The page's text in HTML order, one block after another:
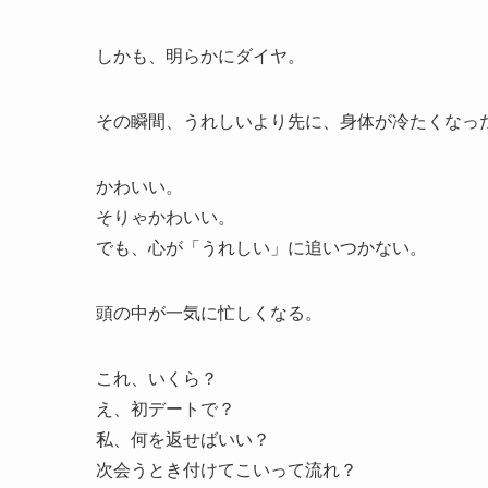
しかも、明らかにダイヤ。
その瞬間、うれしいより先に、身体が冷たくなっ
かわいい。
そりゃかわいい。
でも、心が「うれしい」に追いつかない。
頭の中が一気に忙しくなる。
これ、いくら？
え、初デートで？
私、何を返せばいい？
次会うとき付けてこいって流れ？